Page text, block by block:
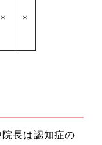
× ×
長は認知症の